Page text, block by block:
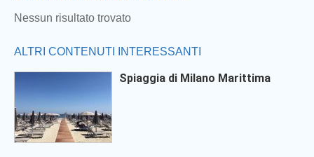
Nessun risultato trovato
ALTRI CONTENUTI INTERESSANTI
Spiaggia di Milano Marittima